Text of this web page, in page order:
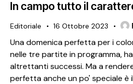
In campo tutto il
Editoriale 16 Ottobre 2023
Una domenica perfetta per i
nelle tre partite in programma,
altrettanti successi. Ma a
perfetta anche un po' speciale è